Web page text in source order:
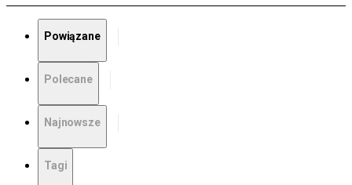
Powiązane
Polecane
Najnowsze
Tagi